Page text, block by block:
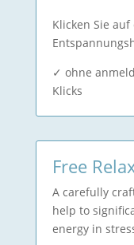
Klicken Sie
✓ ohne
Klicks
Free
A carefully
help to
energy in